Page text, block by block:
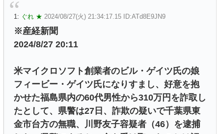
1: ぐれ ★ 2024/08/27(火) 21:34:17.15 ID:ATd8E9JN9
※産経新聞
2024/8/27 20:11
米マイクロソフト創業者のビル・ゲイツ氏の娘
フィービー・ゲイツ氏になりすまし、好意を抱
かせた福島県内の60代男性から310万円を詐取し
たとして、県警は27日、詐欺の疑いで千葉県東
金市台方の無職、川野友子容疑者（46）を逮捕